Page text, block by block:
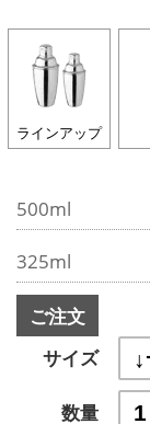
ラインアップ
500ml
325ml
ご注文
サイズ
数量